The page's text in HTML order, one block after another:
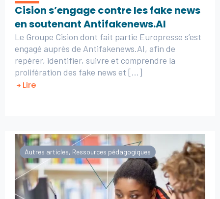
Cision s’engage contre les fake news
en soutenant Antifakenews.AI
Le Groupe Cision dont fait partie Europresse s’est
engagé auprès de Antifakenews.AI, afin de
repérer, identifier, suivre et comprendre la
prolifération des fake news et [...]
Lire
Autres articles, Ressources pédagogiques